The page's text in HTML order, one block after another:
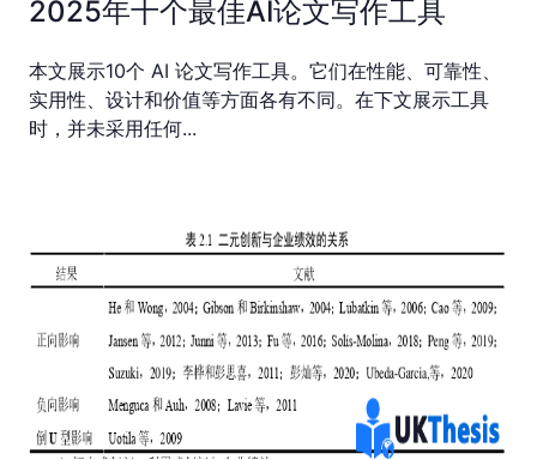
2025年十个最佳AI论文写作工具
本文展示10个 AI 论文写作工具。它们在性能、可靠性、
实用性、设计和价值等方面各有不同。在下文展示工具
时，并未采用任何...